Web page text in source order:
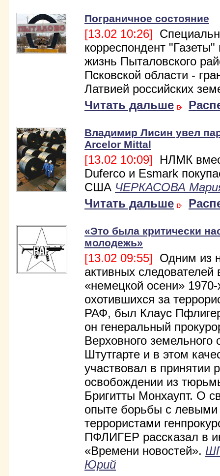
Пограничное состояние
[13.02 10:26]
корреспондент "Газеты"
жизнь Пыталовского
Псковской области -
Латвией российских
Читать дальше
Владимир Лисин увел
Arcelor Mittal
[13.02 10:09] НЛМК
Duferco и Esmark
США ЧЕРКАСОВА
Читать дальше
«Это была критически
молодежь»
[13.02 09:55] Одним из
активных следователей
«немецкой осени» 1970-
охотившихся за
РАФ, был Клаус
он генеральный
Верховного земельного
Штутгарте и в этом
участвовал в принятии
освобождении из
Бригитты Монхаупт. О
опыте борьбы с левыми
террористами
ПФЛИГЕР рассказал в
«Времени новостей».
Юрий